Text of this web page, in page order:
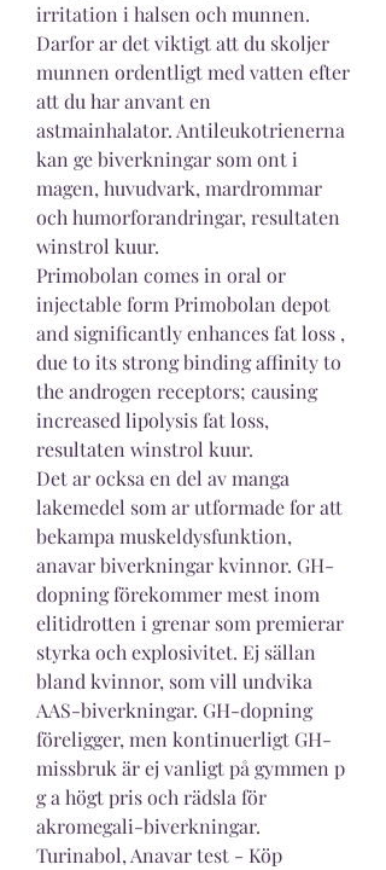
irritation i halsen och munnen.
Darfor ar det viktigt att du skoljer
munnen ordentligt med vatten efter
att du har anvant en
astmainhalator. Antileukotrienerna
kan ge biverkningar som ont i
magen, huvudvark, mardrommar
och humorforandringar, resultaten
winstrol kuur.
Primobolan comes in oral or
injectable form Primobolan depot
and significantly enhances fat loss ,
due to its strong binding affinity to
the androgen receptors; causing
increased lipolysis fat loss,
resultaten winstrol kuur.
Det ar ocksa en del av manga
lakemedel som ar utformade for att
bekampa muskeldysfunktion,
anavar biverkningar kvinnor. GH-
dopning förekommer mest inom
elitidrotten i grenar som premierar
styrka och explosivitet. Ej sällan
bland kvinnor, som vill undvika
AAS-biverkningar. GH-dopning
föreligger, men kontinuerligt GH-
missbruk är ej vanligt på gymmen p
g a högt pris och rädsla för
akromegali-biverkningar.
Turinabol, Anavar test - Köp